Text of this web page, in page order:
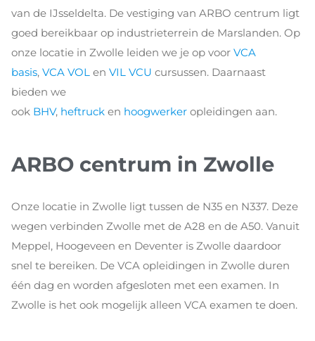
van de IJsseldelta. De vestiging van ARBO centrum ligt
goed bereikbaar op industrieterrein de Marslanden. Op
onze locatie in Zwolle leiden we je op voor VCA
basis, VCA VOL en VIL VCU cursussen. Daarnaast
bieden we
ook BHV, heftruck en hoogwerker opleidingen aan.
ARBO centrum in Zwolle
Onze locatie in Zwolle ligt tussen de N35 en N337. Deze
wegen verbinden Zwolle met de A28 en de A50. Vanuit
Meppel, Hoogeveen en Deventer is Zwolle daardoor
snel te bereiken. De VCA opleidingen in Zwolle duren
één dag en worden afgesloten met een examen. In
Zwolle is het ook mogelijk alleen VCA examen te doen.